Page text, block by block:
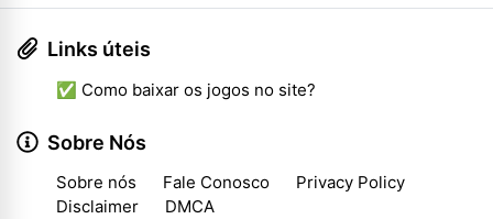
Links úteis
✅ Como baixar os jogos no site?
Sobre Nós
Sobre nós Fale Conosco
Privacy Policy
Disclaimer
DMCA